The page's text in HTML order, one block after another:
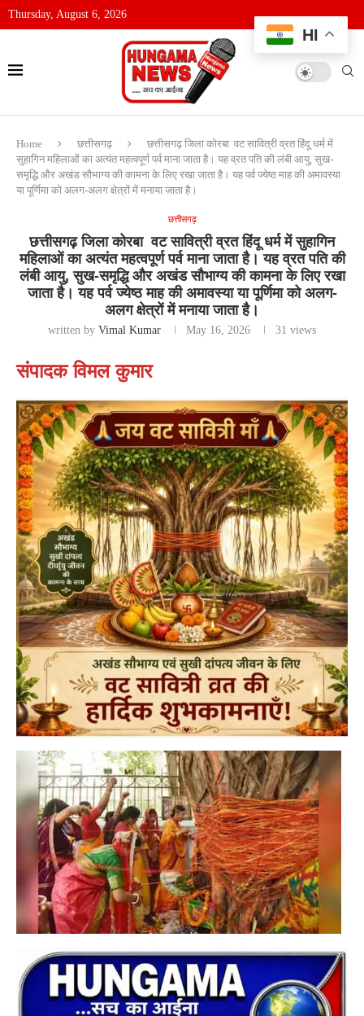
Thursday, August 6, 2026
Home छत्तीसगढ़
छत्तीसगढ़ जिला कोरबा वट सावित्री व्रत हिंदू धर्म में
सुहागिन महिलाओं का अत्यंत महत्वपूर्ण पर्व माना जाता है। यह व्रत पति की लंबी आयु, सुख-
समृद्धि और अखंड सौभाग्य की कामना के लिए रखा जाता है। यह पर्व ज्येष्ठ माह की अमावस्या
या पूर्णिमा को अलग-अलग क्षेत्रों में मनाया जाता है।
छत्तीसगढ़
छत्तीसगढ़ जिला कोरबा वट सावित्री व्रत हिंदू धर्म में सुहागिन
महिलाओं का अत्यंत महत्वपूर्ण पर्व माना जाता है। यह व्रत पति की
लंबी आयु, सुख-समृद्धि और अखंड सौभाग्य की कामना के लिए रखा
जाता है। यह पर्व ज्येष्ठ माह की अमावस्या या पूर्णिमा को अलग-
अलग क्षेत्रों में मनाया जाता है।
written by Vimal Kumar May 16, 2026 31 views
संपादक विमल कुमार
HI